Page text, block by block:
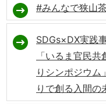
#みんなで狭山
SDGs×DX実践
「いるま官民共
りシンポジウム
りで創る入間の